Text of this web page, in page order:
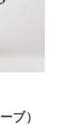
ブ）